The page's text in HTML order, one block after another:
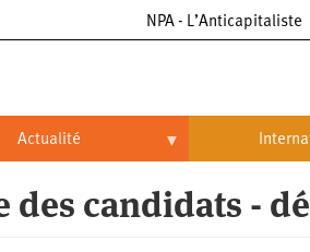
NPA - L’Anticapitaliste
Actualité
International
des candidats -